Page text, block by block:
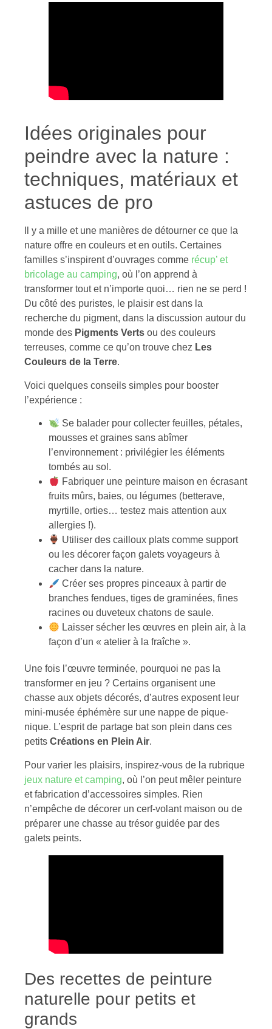
Idées originales pour
peindre avec la nature :
techniques, matériaux et
astuces de pro
Il y a mille et une manières de détourner ce que la
nature offre en couleurs et en outils. Certaines
familles s’inspirent d’ouvrages comme récup’ et
bricolage au camping, où l’on apprend à
transformer tout et n’importe quoi… rien ne se perd !
Du côté des puristes, le plaisir est dans la
recherche du pigment, dans la discussion autour du
monde des Pigments Verts ou des couleurs
terreuses, comme ce qu’on trouve chez Les
Couleurs de la Terre.
Voici quelques conseils simples pour booster
l’expérience :
Se balader pour collecter feuilles, pétales,
mousses et graines sans abîmer
l’environnement : privilégier les éléments
tombés au sol.
Fabriquer une peinture maison en écrasant
fruits mûrs, baies, ou légumes (betterave,
myrtille, orties… testez mais attention aux
allergies !).
Utiliser des cailloux plats comme support
ou les décorer façon galets voyageurs à
cacher dans la nature.
Créer ses propres pinceaux à partir de
branches fendues, tiges de graminées, fines
racines ou duveteux chatons de saule.
Laisser sécher les œuvres en plein air, à la
façon d’un « atelier à la fraîche ».
Une fois l’œuvre terminée, pourquoi ne pas la
transformer en jeu ? Certains organisent une
chasse aux objets décorés, d’autres exposent leur
mini-musée éphémère sur une nappe de pique-
nique. L’esprit de partage bat son plein dans ces
petits Créations en Plein Air.
Pour varier les plaisirs, inspirez-vous de la rubrique
jeux nature et camping, où l’on peut mêler peinture
et fabrication d’accessoires simples. Rien
n’empêche de décorer un cerf-volant maison ou de
préparer une chasse au trésor guidée par des
galets peints.
Des recettes de peinture
naturelle pour petits et
grands